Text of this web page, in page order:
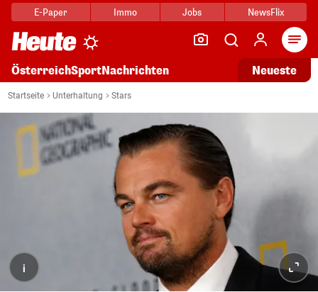
E-Paper Immo Jobs NewsFlix
ÖsterreichSportNachrichten Neueste
Startseite Unterhaltung Stars
i